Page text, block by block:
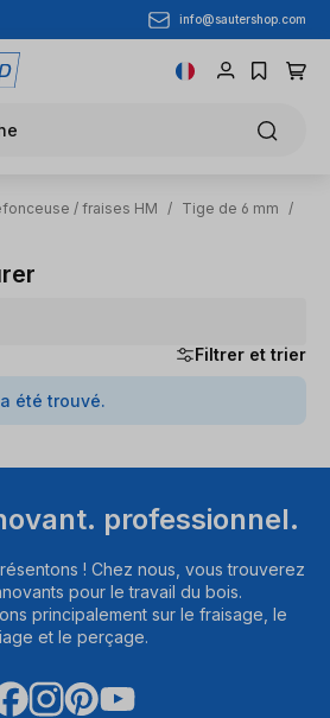
info@sautershop.com
/ fraises HM / Tige de 6 mm
/
Filtrer et trier
été trouvé.
professionnel.
! Chez nous, vous trouverez
pour le travail du bois.
principalement sur le fraisage, le
et le perçage.